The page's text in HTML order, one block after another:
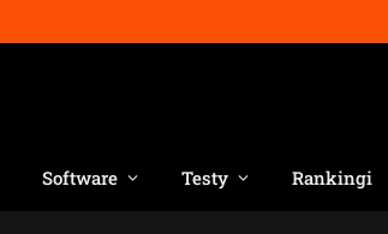
Software Testy Rankingi